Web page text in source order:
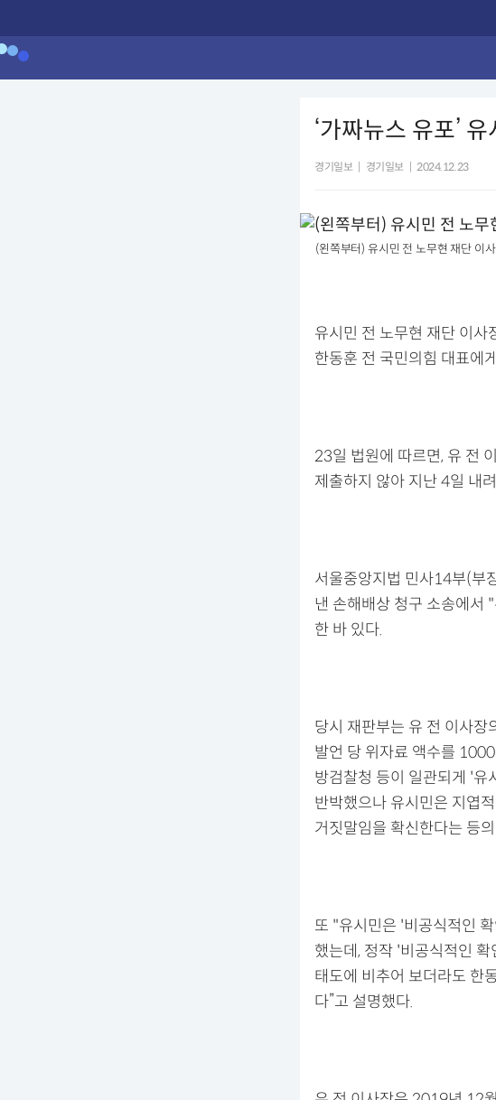
‘가짜뉴스 유포’
경기일보 경기일보 2024.12.23
(왼쪽부터) 유시민 전 노무현 재단 이
유시민 전 노무현 재단 이사
한동훈 전 국민의힘 대표에
23일 법원에 따르면, 유 전
제출하지 않아 지난 4일 내
서울중앙지법 민사14부(부
낸 손해배상 청구 소송에서
한 바 있다.
당시 재판부는 유 전 이사
발언 당 위자료 액수를
방검찰청 등이 일관되게 '유
반박했으나 유시민은 지엽
거짓말임을 확신한다는 등
또 "유시민은 '비공식적인
했는데, 정작 '비공식적인
태도에 비추어 보더라도 한
다”고 설명했다.